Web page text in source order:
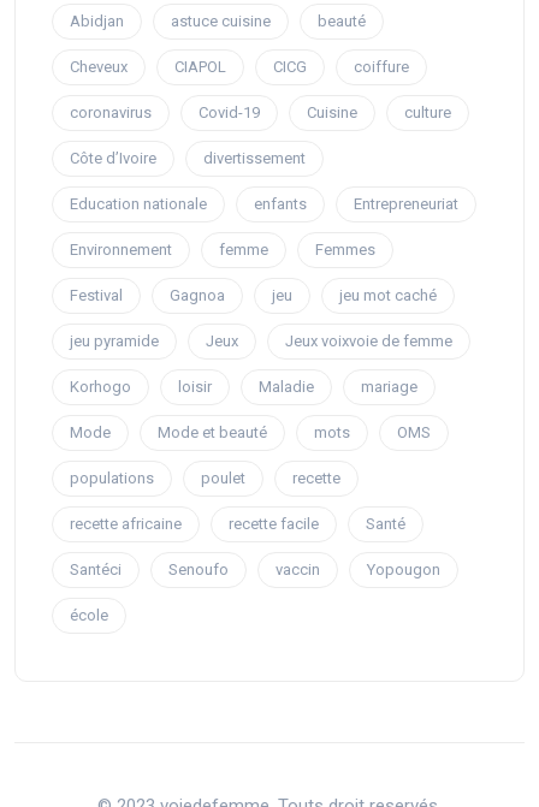
Abidjan astuce cuisine beauté
Cheveux CIAPOL CICG coiffure
coronavirus Covid-19 Cuisine culture
Côte d’Ivoire divertissement
Education nationale enfants Entrepreneuriat
Environnement femme Femmes
Festival Gagnoa jeu jeu mot caché
jeu pyramide Jeux Jeux voixvoie de femme
Korhogo loisir Maladie mariage
Mode Mode et beauté mots OMS
populations poulet recette
recette africaine recette facile Santé
Santéci Senoufo vaccin Yopougon
école